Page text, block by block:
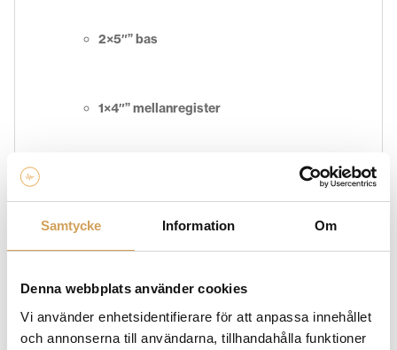
Samtycke Information Om
Denna webbplats använder cookies
Vi använder enhetsidentifierare för att anpassa innehållet
och annonserna till användarna, tillhandahålla funktioner
2×5″” bas
1×4″” mellanregister
Nominal impedance: 8ohm
Sensitivity (2.83V/1m): 91db